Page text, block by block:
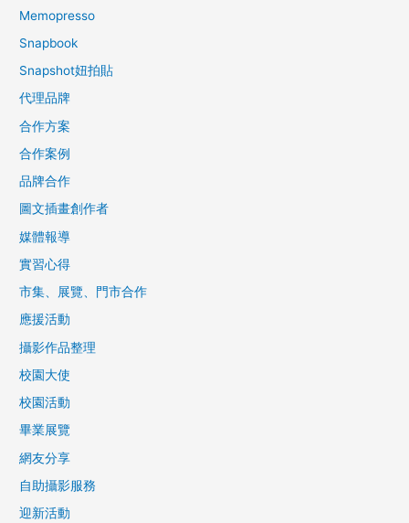
Memopresso
Snapbook
Snapshot妞拍貼
代理品牌
合作方案
合作案例
品牌合作
圖文插畫創作者
媒體報導
實習心得
市集、展覽、門市合作
應援活動
攝影作品整理
校園大使
校園活動
畢業展覽
網友分享
自助攝影服務
迎新活動